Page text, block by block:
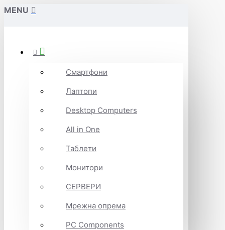
MENU
Смартфони
Лаптопи
Desktop Computers
All in One
Таблети
Монитори
СЕРВЕРИ
Мрежна опрема
PC Components